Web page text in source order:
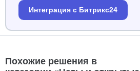
Интеграция с Битрикс24
Похожие решения в